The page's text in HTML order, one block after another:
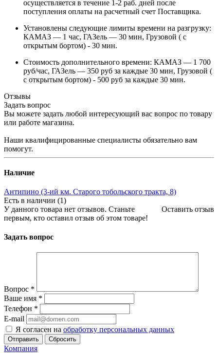
осуществляется в течение 1-2 раб. дней после
поступления оплаты на расчетный счет Поставщика.
Установлены следующие лимиты времени на разгрузку:
КАМАЗ — 1 час, ГАЗель — 30 мин, Грузовой ( с
открытым бортом) - 30 мин.
Стоимость дополнительного времени: КАМАЗ — 1 700
руб/час, ГАЗель — 350 руб за каждые 30 мин, Грузовой (
с открытым бортом) - 500 руб за каждые 30 мин.
Отзывы
Задать вопрос
Вы можете задать любой интересующий вас вопрос по товару
или работе магазина.
Наши квалифицированные специалисты обязательно вам
помогут.
Наличие
Антипино (3-ий км. Старого тобольского тракта, 8)
Есть в наличии (1)
Оставить отзыв
У данного товара нет отзывов. Станьте
первым, кто оставил отзыв об этом товаре!
Задать вопрос
Вопрос *
Ваше имя *
Телефон *
E-mail
Я согласен на обработку персональных данных
Сбросить
Компания